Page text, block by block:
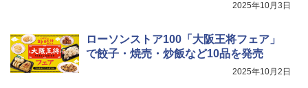
2025年10月3日
ローソンストア100「大阪王将フェア」
で餃子・焼売・炒飯など10品を発売
2025年10月2日